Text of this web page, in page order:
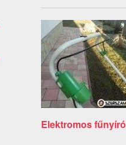
Elektromos fűnyíró